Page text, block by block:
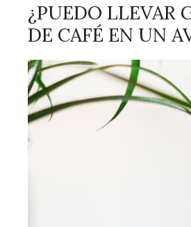
¿PUEDO LLEVAR
DE CAFÉ EN UN